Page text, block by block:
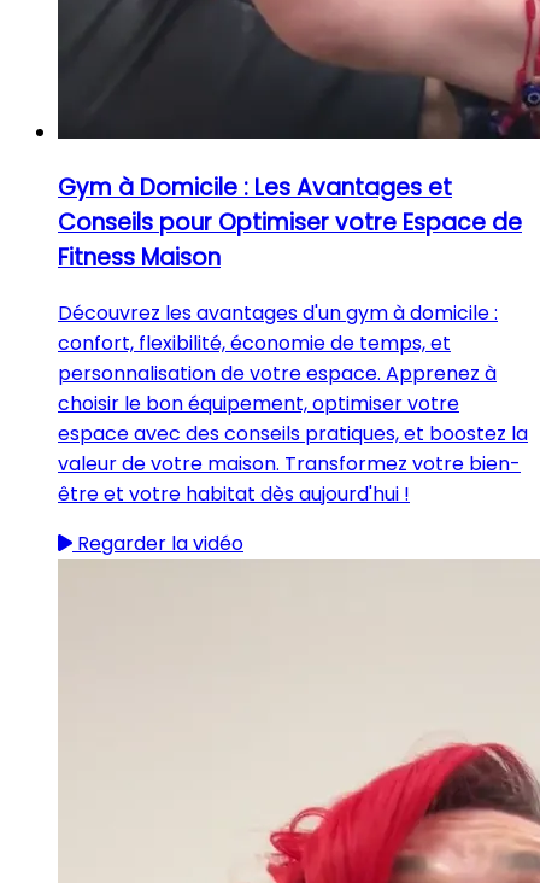
Gym à Domicile : Les Avantages et
Conseils pour Optimiser votre Espace de
Fitness Maison
Découvrez les avantages d'un gym à domicile :
confort, flexibilité, économie de temps, et
personnalisation de votre espace. Apprenez à
choisir le bon équipement, optimiser votre
espace avec des conseils pratiques, et boostez la
valeur de votre maison. Transformez votre bien-
être et votre habitat dès aujourd'hui !
Regarder la vidéo